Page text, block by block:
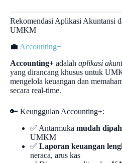
Rekomendasi Aplikasi Akuntansi
UMKM
💼 Accounting+
Accounting+ adalah aplikasi
yang dirancang khusus untuk
mengelola keuangan dan
secara real-time.
🔑 Keunggulan Accounting+:
✅ Antarmuka mudah
UMKM
✅ Laporan keuangan
neraca, arus kas